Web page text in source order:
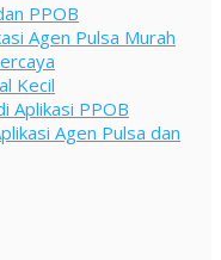
PPOB
Agen Pulsa Murah
Kecil
Aplikasi PPOB
Agen Pulsa dan